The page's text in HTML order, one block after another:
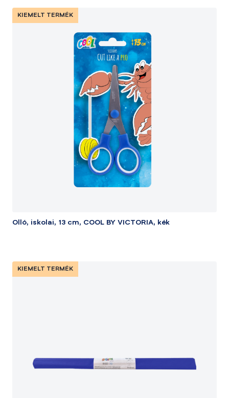
KIEMELT TERMÉK
Olló, iskolai, 13 cm, COOL BY VICTORIA, kék
KIEMELT TERMÉK